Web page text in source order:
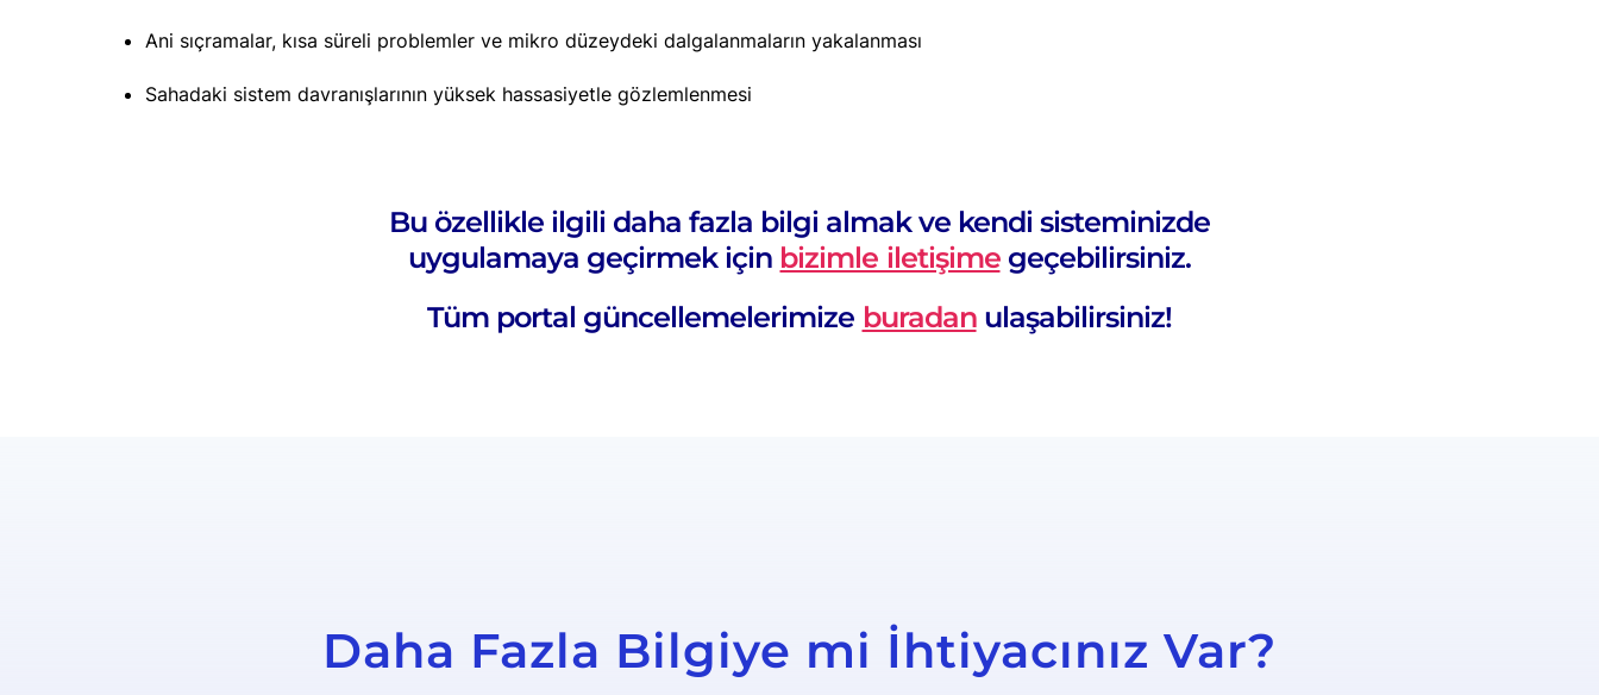
Ani sıçramalar, kısa süreli problemler ve mikro düzeydeki dalgalanmaların yakalanması
Sahadaki sistem davranışlarının yüksek hassasiyetle gözlemlenmesi
Bu özellikle ilgili daha fazla bilgi almak ve kendi sisteminizde
uygulamaya geçirmek için bizimle iletişimegeçebilirsiniz.
Tüm portal güncellemelerimize buradanulaşabilirsiniz!
Daha Fazla Bilgiye mi İhtiyacınız Var?